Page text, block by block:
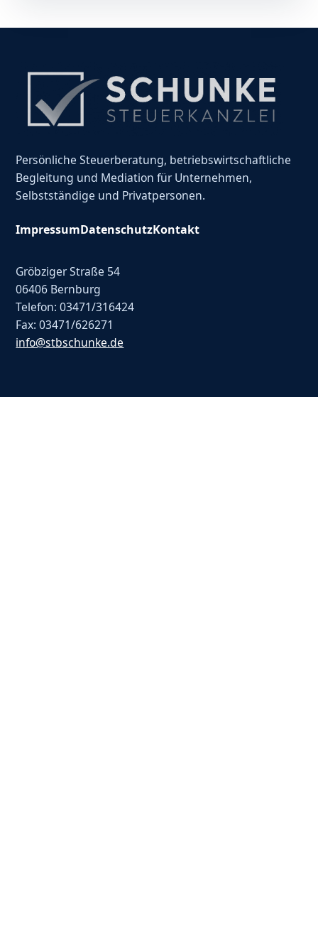
Persönliche Steuerberatung, betriebswirtschaftliche
Begleitung und Mediation für Unternehmen,
Selbstständige und Privatpersonen.
ImpressumDatenschutzKontakt
Gröbziger Straße 54
06406 Bernburg
Telefon: 03471/316424
Fax: 03471/626271
info@stbschunke.de